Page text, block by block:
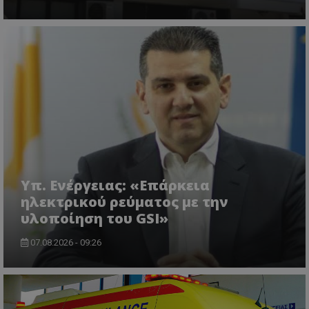
Υπ. Ενέργειας: «Επάρκεια
ηλεκτρικού ρεύματος με την
υλοποίηση του GSI»
07.08.2026 - 09:26
VISITOR_PRIVACY_METADATA
YouTube
.youtube.com